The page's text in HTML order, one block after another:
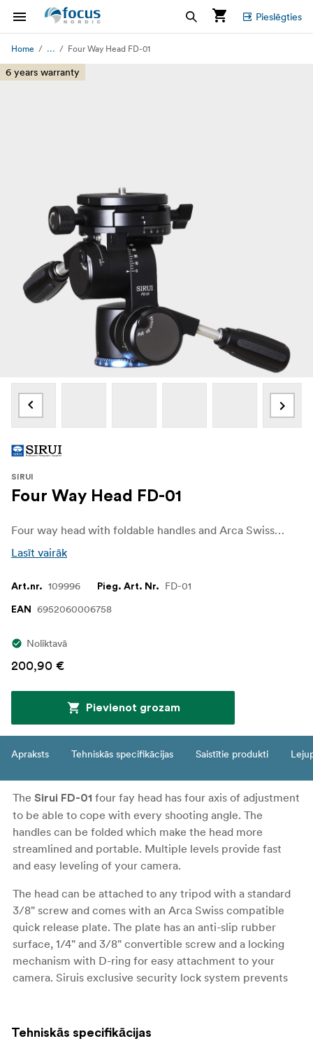
Pieslēgties
Home ... Four Way Head FD-01
6 years warranty
SIRUI
Four Way Head FD-01
Four way head with foldable handles and Arca Swiss compatible quick release mount.
Lasīt vairāk
Art.nr. 109996 Pieg. Art. Nr. FD-01
EAN 6952060006758
Noliktavā
200,90 €
Pievienot grozam
Apraksts Tehniskās specifikācijas Saistītie produkti
The Sirui FD-01 four fay head has four axis of adjustment
to be able to cope with every shooting angle. The
handles can be folded which make the head more
streamlined and portable. Multiple levels provide fast
and easy leveling of your camera.
The head can be attached to any tripod with a standard
3/8" screw and comes with an Arca Swiss compatible
quick release plate. The plate has an anti-slip rubber
surface, 1/4" and 3/8" convertible screw and a locking
mechanism with D-ring for easy attachment to your
camera. Siruis exclusive security lock system prevents
Tehniskās specifikācijas